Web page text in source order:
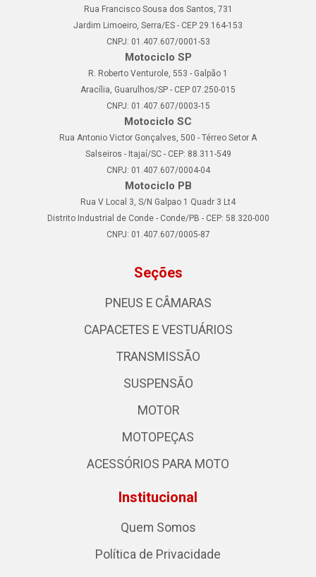
Rua Francisco Sousa dos Santos, 731
Jardim Limoeiro, Serra/ES - CEP 29.164-153
CNPJ: 01.407.607/0001-53
Motociclo SP
R. Roberto Venturole, 553 - Galpão 1
Aracília, Guarulhos/SP - CEP 07.250-015
CNPJ: 01.407.607/0003-15
Motociclo SC
Rua Antonio Victor Gonçalves, 500 - Térreo Setor A
Salseiros - Itajaí/SC - CEP: 88.311-549
CNPJ: 01.407.607/0004-04
Motociclo PB
Rua V Local 3, S/N Galpao 1 Quadr 3 Lt4
Distrito Industrial de Conde - Conde/PB - CEP: 58.320-000
CNPJ: 01.407.607/0005-87
Seções
PNEUS E CÂMARAS
CAPACETES E VESTUÁRIOS
TRANSMISSÃO
SUSPENSÃO
MOTOR
MOTOPEÇAS
ACESSÓRIOS PARA MOTO
Institucional
Quem Somos
Política de Privacidade